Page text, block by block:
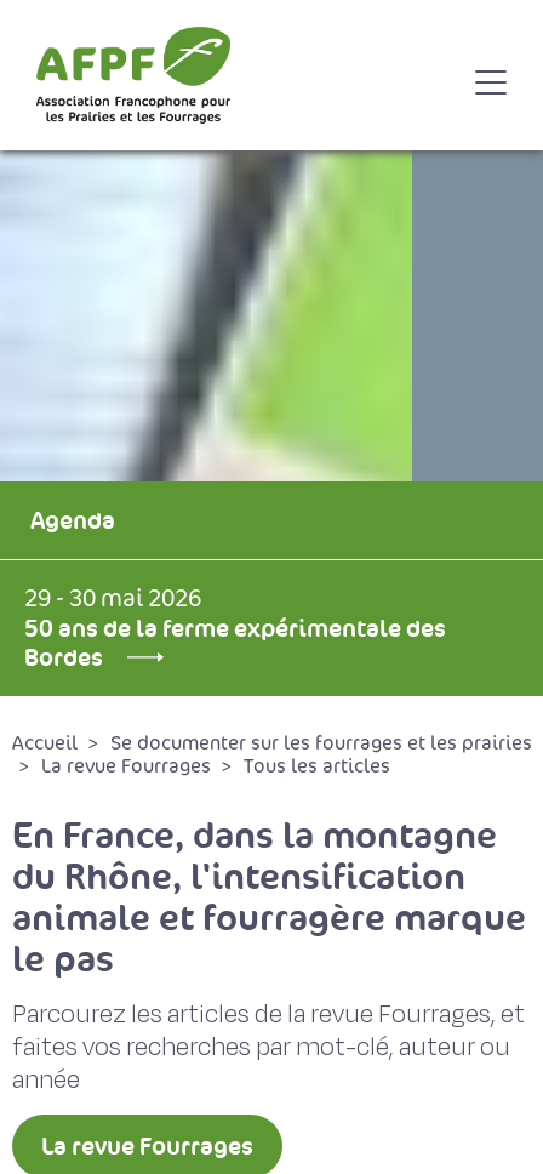
Agenda
29 - 30 mai 2026
50 ans de la ferme expérimentale des
Bordes
Accueil
Se documenter sur les fourrages et les prairies
La revue Fourrages
Tous les articles
En France, dans la montagne
du Rhône, l'intensification
animale et fourragère marque
le pas
Parcourez les articles de la revue Fourrages, et
faites vos recherches par mot-clé, auteur ou
année
La revue Fourrages